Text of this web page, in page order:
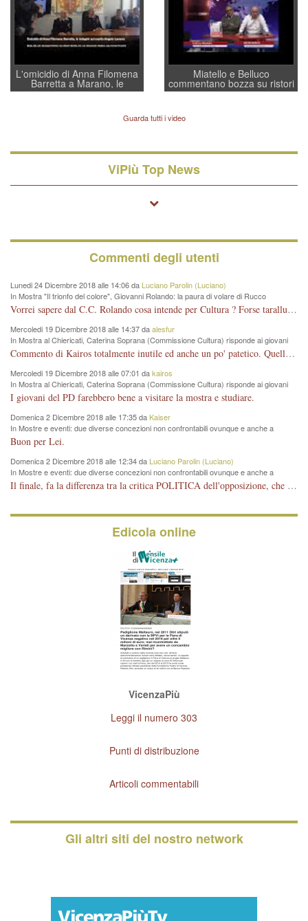
L'omicidio di Anna Filomena
Barretta a Marano, le
indagini dei carabinieri di
quelle di... Barbara D'Urso
Miatello e Belluco
commentano bozza su ristori
BPVi e Veneto Banca
Guarda tutti i video
ViPiù Top News
Commenti degli utenti
Lunedi 24 Dicembre 2018 alle 14:06 da Luciano Parolin (Luciano)
In Mostra "Il trionfo del colore", Giovanni Rolando: la paura di volare di Rucco
Vorrei sapere dal C.C. Rolando cosa intende per Cultura ? Forse tarallucci, vino e sagre, o spaghetti tricolori del PD ? Il continuo (s)parlare della mostra a Palazzo Chiericati caro consigliere DANNEGGIA FORTEMENTE l'immagine della città TUTTA e fa deviare i consensi che in RUSSIA (badi bene ex U.R.S.S.) sono ECCELLENTI. A livello artistico l'evento è di alta Valenza culturale, COMPITO di Tutta la Cittadinanza fare il possibile per propagandare l'iniziativa senza farne UN CASO PARTITICO come fa Lei da sempre. Meno Gazebo + Partecipazione! E così sia. Amen.
Mercoledi 19 Dicembre 2018 alle 14:37 daalesfur
In Mostra al Chiericati, Caterina Soprana (Commissione Cultura) risponde ai giovani
del Pd: "realizzata a costo zero per il Comune"
Commento di Kairos totalmente inutile ed anche un po' patetico. Quella che è completamente mancata è stata la promozione internazionale dell'evento effettuata da chi lo sa fare, l'amministrazione in questo è stata totalmente assente relegando al provincialismo una mostra che meritava ben altre platee ed i risultati sono sotto gli occhi di tutti. Su questo bisogna parlare, il fatto di averla organizzata al Chiericati certo non ha aiutato ma è un aspetto secondario rispetto a quello della promozione. In città con le mostre organizzate da Goldin - che certo ha fatto principalmente i suoi interessi, ma ne ha comunque beneficiato la città in immagine e commercio per il centro - arrivavano giornalmente pullman carichi di turisti. Dove sono i turisti ora?
Mercoledi 19 Dicembre 2018 alle 07:01 dakairos
In Mostra al Chiericati, Caterina Soprana (Commissione Cultura) risponde ai giovani
del Pd: "realizzata a costo zero per il Comune"
I giovani del PD farebbero bene a visitare la mostra e studiare.
Domenica 2 Dicembre 2018 alle 17:35 daKaiser
In Mostre e eventi: due diverse concezioni non confrontabili ovunque e anche a
Vicenza
Buon per Lei.
Domenica 2 Dicembre 2018 alle 12:34 da Luciano Parolin (Luciano)
In Mostre e eventi: due diverse concezioni non confrontabili ovunque e anche a
Vicenza
Il finale, fa la differenza tra la critica POLITICA dell'opposizione, che ha perso le elezioni ed è minoranza e non trova altri argomenti per politicizzare sul sito qua o là ? La critica d'arte invece è un'altra cosa che lascio agli altri. Per ora mi basta la lezione magistrale del prof. Giulianati.
Edicola online
VicenzaPiù
Leggi il numero 303
Punti di distribuzione
Articoli commentabili
Gli altri siti del nostro network